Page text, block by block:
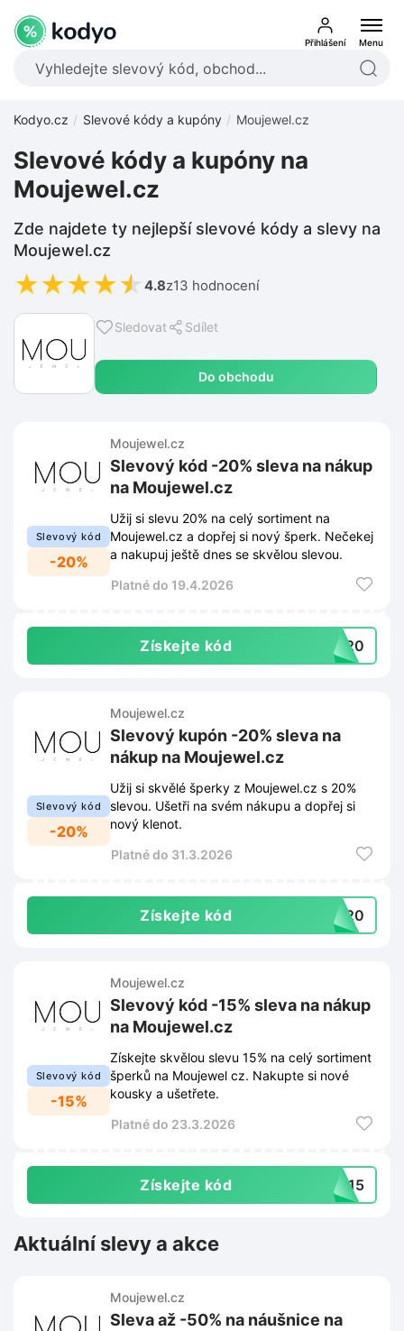
Přihlášení Menu
Kodyo.cz Slevové kódy a kupóny Moujewel.cz
Sledovat Sdílet
Do obchodu
Slevové kódy a kupóny na
Moujewel.cz
Zde najdete ty nejlepší slevové kódy a slevy na
Moujewel.cz
★★★★★ 4.8z13 hodnocení
Slevový kód
-20%
Moujewel.cz
Slevový kód -20% sleva na nákup
na Moujewel.cz
Užij si slevu 20% na celý sortiment na
Moujewel.cz a dopřej si nový šperk. Nečekej
a nakupuj ještě dnes se skvělou slevou.
Platné do 19.4.2026
Získejte kód va20
Slevový kód
-20%
Moujewel.cz
Slevový kupón -20% sleva na
nákup na Moujewel.cz
Užij si skvělé šperky z Moujewel.cz s 20%
slevou. Ušetři na svém nákupu a dopřej si
nový klenot.
Platné do 31.3.2026
Získejte kód RO20
Slevový kód
-15%
Moujewel.cz
Slevový kód -15% sleva na nákup
na Moujewel.cz
Získejte skvělou slevu 15% na celý sortiment
šperků na Moujewel cz. Nakupte si nové
kousky a ušetřete.
Platné do 23.3.2026
Získejte kód RO15
Aktuální slevy a akce
Moujewel.cz
Sleva až -50% na náušnice na